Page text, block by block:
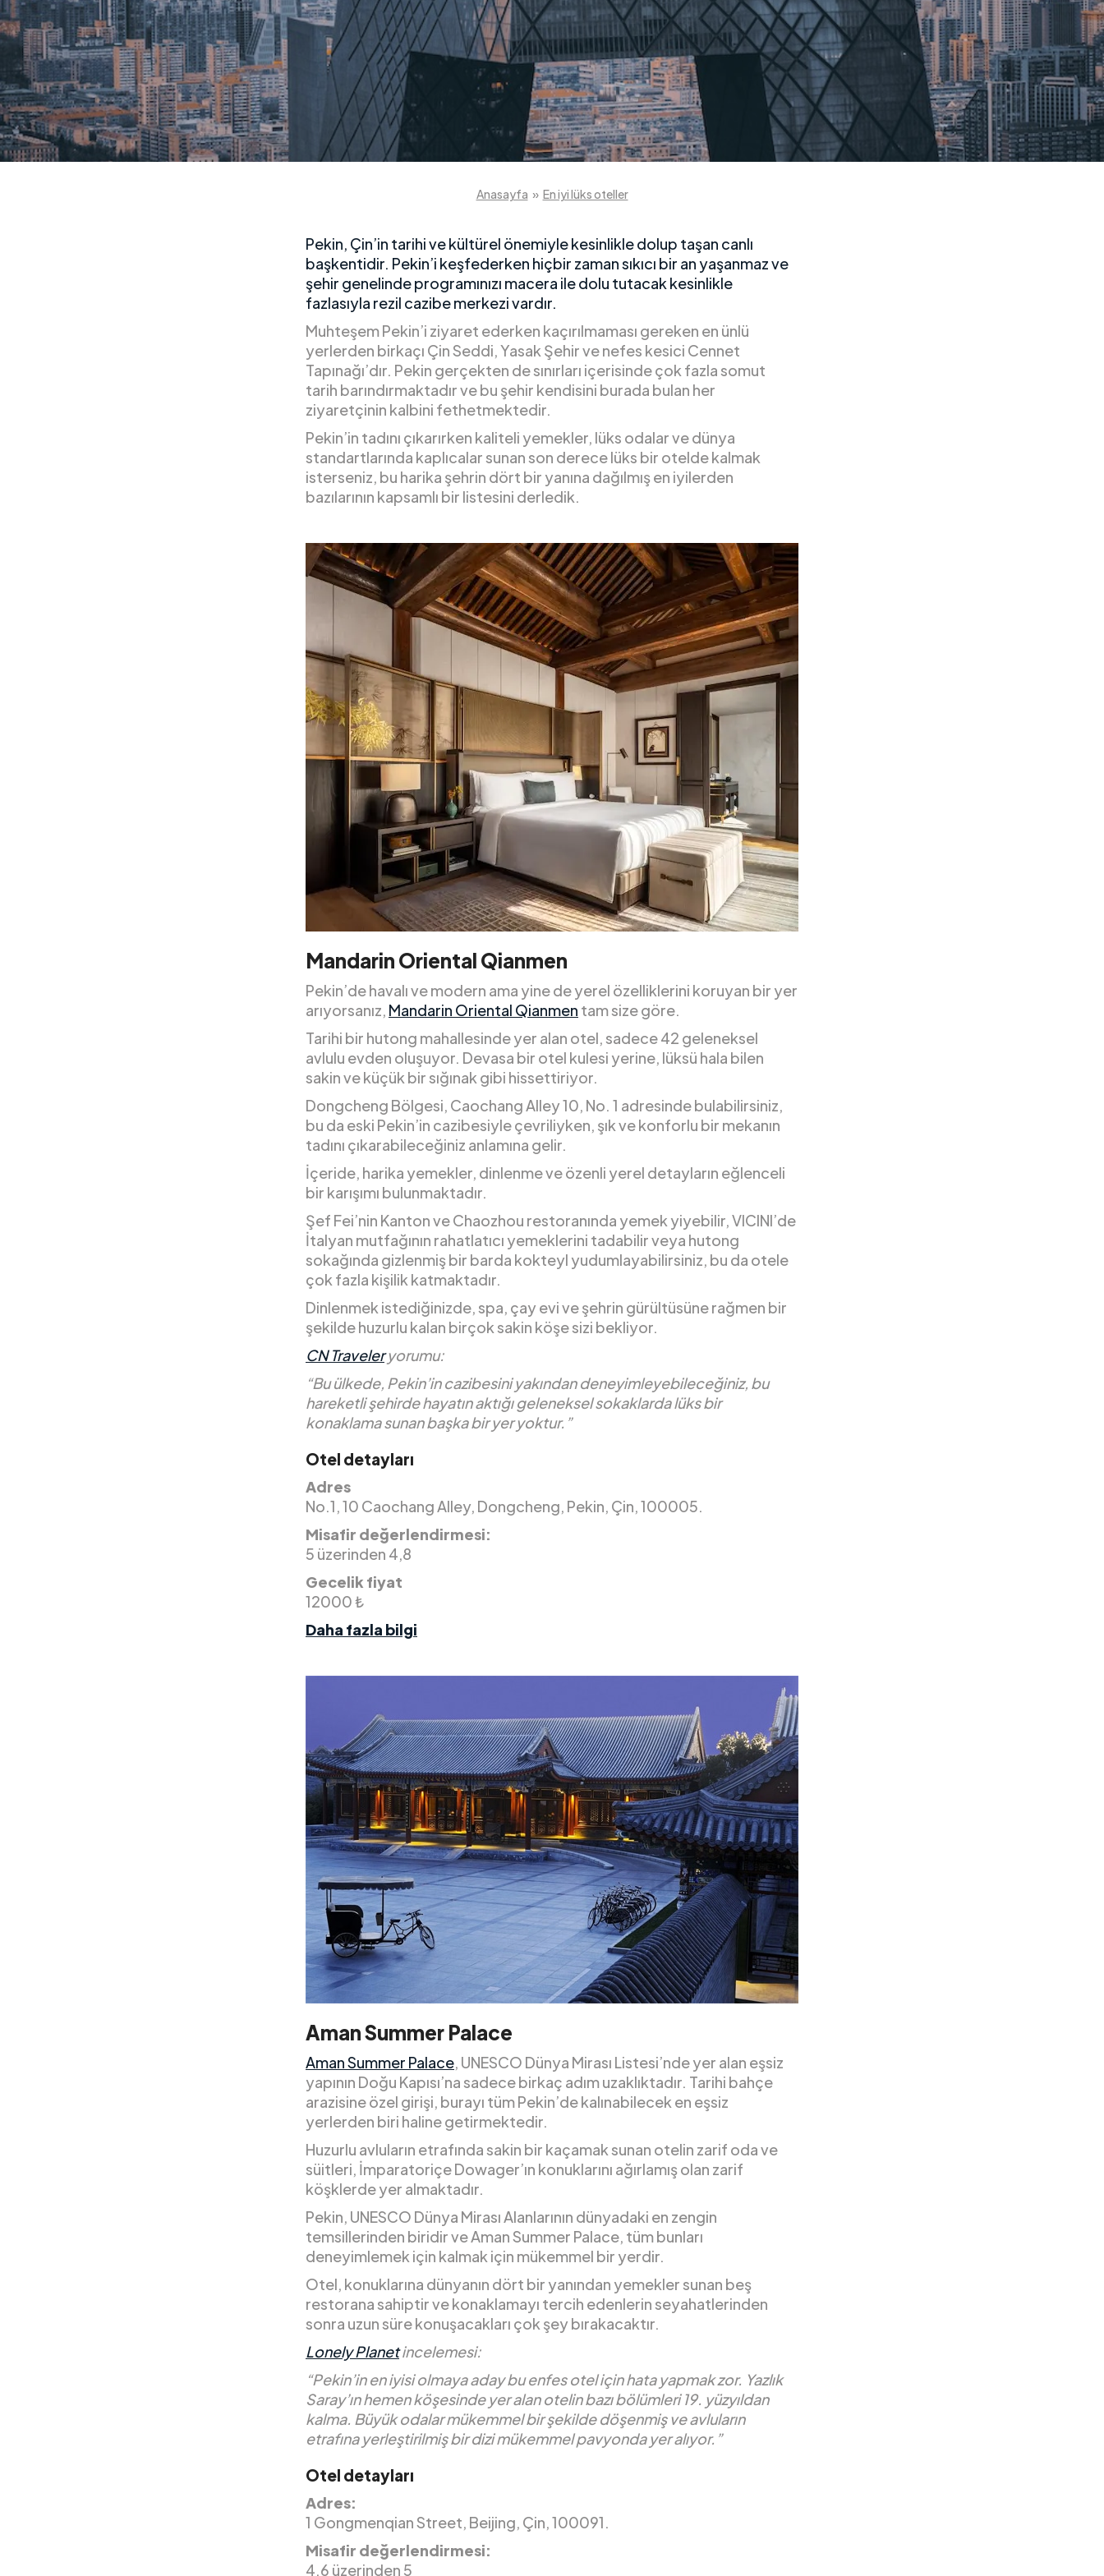
Anasayfa » En iyi lüks oteller
Pekin, Çin’in tarihi ve kültürel önemiyle kesinlikle dolup taşan canlı
başkentidir. Pekin’i keşfederken hiçbir zaman sıkıcı bir an yaşanmaz ve
şehir genelinde programınızı macera ile dolu tutacak kesinlikle
fazlasıyla rezil cazibe merkezi vardır.
Muhteşem Pekin’i ziyaret ederken kaçırılmaması gereken en ünlü
yerlerden birkaçı Çin Seddi, Yasak Şehir ve nefes kesici Cennet
Tapınağı’dır. Pekin gerçekten de sınırları içerisinde çok fazla somut
tarih barındırmaktadır ve bu şehir kendisini burada bulan her
ziyaretçinin kalbini fethetmektedir.
Pekin’in tadını çıkarırken kaliteli yemekler, lüks odalar ve dünya
standartlarında kaplıcalar sunan son derece lüks bir otelde kalmak
isterseniz, bu harika şehrin dört bir yanına dağılmış en iyilerden
bazılarının kapsamlı bir listesini derledik.
Mandarin Oriental Qianmen
Pekin’de havalı ve modern ama yine de yerel özelliklerini koruyan bir yer
arıyorsanız, Mandarin Oriental Qianmen tam size göre.
Tarihi bir hutong mahallesinde yer alan otel, sadece 42 geleneksel
avlulu evden oluşuyor. Devasa bir otel kulesi yerine, lüksü hala bilen
sakin ve küçük bir sığınak gibi hissettiriyor.
Dongcheng Bölgesi, Caochang Alley 10, No. 1 adresinde bulabilirsiniz,
bu da eski Pekin’in cazibesiyle çevriliyken, şık ve konforlu bir mekanın
tadını çıkarabileceğiniz anlamına gelir.
İçeride, harika yemekler, dinlenme ve özenli yerel detayların eğlenceli
bir karışımı bulunmaktadır.
Şef Fei’nin Kanton ve Chaozhou restoranında yemek yiyebilir, VICINI’de
İtalyan mutfağının rahatlatıcı yemeklerini tadabilir veya hutong
sokağında gizlenmiş bir barda kokteyl yudumlayabilirsiniz, bu da otele
çok fazla kişilik katmaktadır.
Dinlenmek istediğinizde, spa, çay evi ve şehrin gürültüsüne rağmen bir
şekilde huzurlu kalan birçok sakin köşe sizi bekliyor.
CN Traveleryorumu:
“Bu ülkede, Pekin’in cazibesini yakından deneyimleyebileceğiniz, bu
hareketli şehirde hayatın aktığı geleneksel sokaklarda lüks bir
konaklama sunan başka bir yer yoktur.”
Otel detayları
Adres
No.1, 10 Caochang Alley, Dongcheng, Pekin, Çin, 100005.
Misafir değerlendirmesi:
5 üzerinden 4,8
Gecelik fiyat
12000 ₺
Daha fazla bilgi
Aman Summer Palace
Aman Summer Palace, UNESCO Dünya Mirası Listesi’nde yer alan eşsiz
yapının Doğu Kapısı’na sadece birkaç adım uzaklıktadır. Tarihi bahçe
arazisine özel girişi, burayı tüm Pekin’de kalınabilecek en eşsiz
yerlerden biri haline getirmektedir.
Huzurlu avluların etrafında sakin bir kaçamak sunan otelin zarif oda ve
süitleri, İmparatoriçe Dowager’ın konuklarını ağırlamış olan zarif
köşklerde yer almaktadır.
Pekin, UNESCO Dünya Mirası Alanlarının dünyadaki en zengin
temsillerinden biridir ve Aman Summer Palace, tüm bunları
deneyimlemek için kalmak için mükemmel bir yerdir.
Otel, konuklarına dünyanın dört bir yanından yemekler sunan beş
restorana sahiptir ve konaklamayı tercih edenlerin seyahatlerinden
sonra uzun süre konuşacakları çok şey bırakacaktır.
Lonely Planetincelemesi:
“Pekin’in en iyisi olmaya aday bu enfes otel için hata yapmak zor. Yazlık
Saray’ın hemen köşesinde yer alan otelin bazı bölümleri 19. yüzyıldan
kalma. Büyük odalar mükemmel bir şekilde döşenmiş ve avluların
etrafına yerleştirilmiş bir dizi mükemmel pavyonda yer alıyor.”
Otel detayları
Adres:
1 Gongmenqian Street, Beijing, Çin, 100091.
Misafir değerlendirmesi:
4.6 üzerinden 5